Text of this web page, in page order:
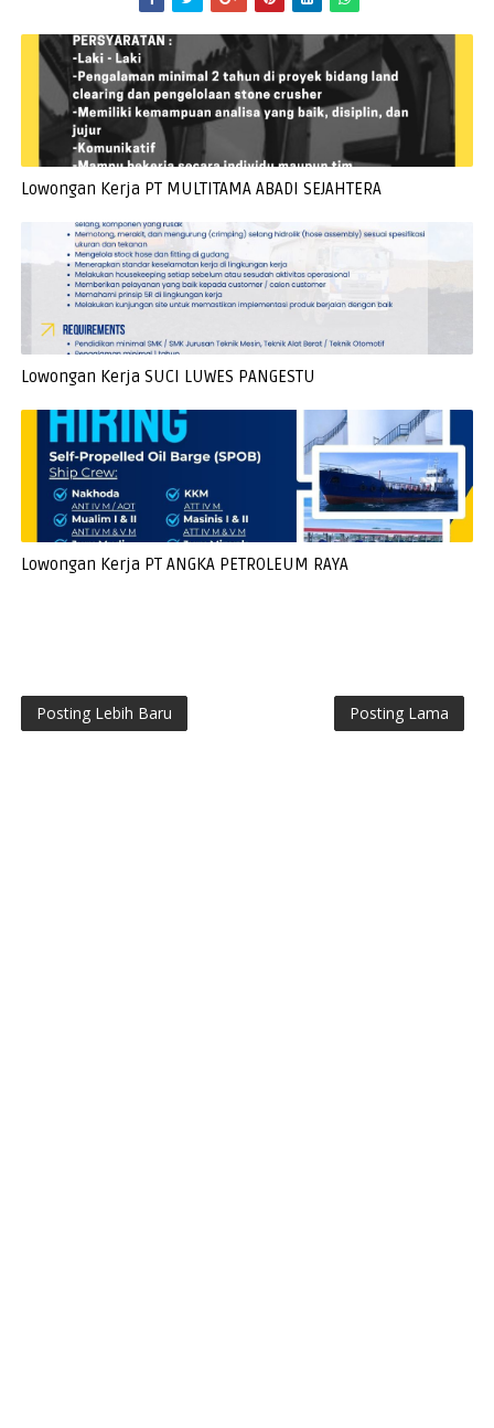
Lowongan Kerja PT MULTITAMA ABADI SEJAHTERA
Lowongan Kerja SUCI LUWES PANGESTU
Lowongan Kerja PT ANGKA PETROLEUM RAYA
Posting Lebih Baru Posting Lama